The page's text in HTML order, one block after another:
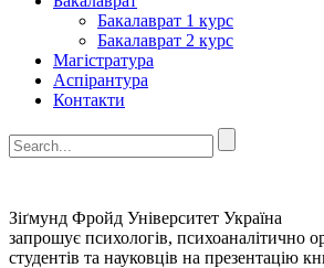
Бакалаврат 1 курс
Бакалаврат 2 курс
Магістратура
Аспірантура
Контакти
Зіґмунд Фройд Університет Україна
запрошує психологів, психоаналітично
студентів та науковців на презентацію